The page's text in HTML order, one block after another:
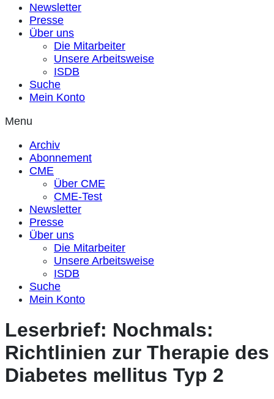
Newsletter
Presse
Über uns
Die Mitarbeiter
Unsere Arbeitsweise
ISDB
Suche
Mein Konto
Menu
Archiv
Abonnement
CME
Über CME
CME-Test
Newsletter
Presse
Über uns
Die Mitarbeiter
Unsere Arbeitsweise
ISDB
Suche
Mein Konto
Leserbrief: Nochmals:
Richtlinien zur Therapie des
Diabetes mellitus Typ 2